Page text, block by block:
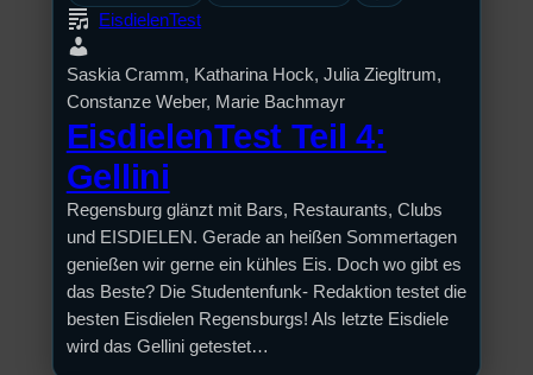
EisdielenTest
Saskia Cramm, Katharina Hock, Julia Ziegltrum,
Constanze Weber, Marie Bachmayr
EisdielenTest Teil 4:
Gellini
Regensburg glänzt mit Bars, Restaurants, Clubs
und EISDIELEN. Gerade an heißen Sommertagen
genießen wir gerne ein kühles Eis. Doch wo gibt es
das Beste? Die Studentenfunk- Redaktion testet die
besten Eisdielen Regensburgs! Als letzte Eisdiele
wird das Gellini getestet…